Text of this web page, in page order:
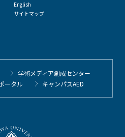
English
サイトマップ
学術メディア創成センター
ータル
キャンパスAED